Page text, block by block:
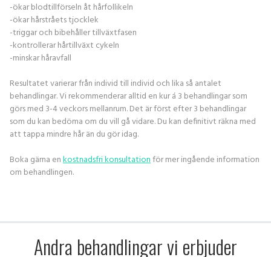
-ökar blodtillförseln åt hårfollikeln
-ökar hårstråets tjocklek
-triggar och bibehåller tillväxtfasen
-kontrollerar hårtillväxt cykeln
-minskar håravfall
Resultatet varierar från individ till individ och lika så antalet
behandlingar. Vi rekommenderar alltid en kur á 3 behandlingar som
görs med 3-4 veckors mellanrum. Det är först efter 3 behandlingar
som du kan bedöma om du vill gå vidare. Du kan definitivt räkna med
att tappa mindre hår än du gör idag.
Boka gärna enkostnadsfri konsultationför mer ingående information
om behandlingen.
Andra behandlingar vi erbjuder